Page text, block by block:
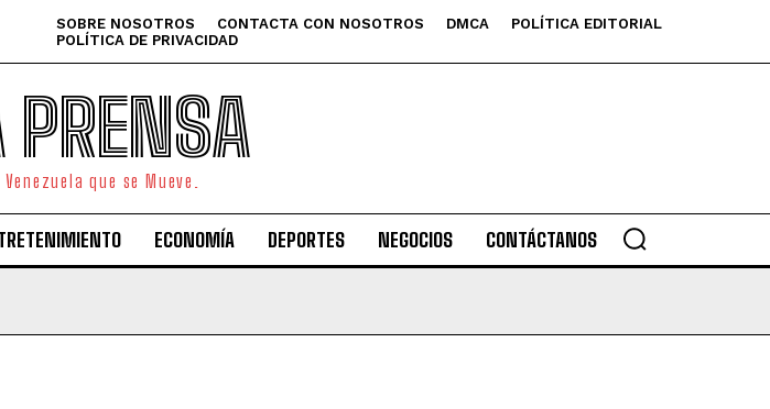
SOBRE NOSOTROS CONTACTA CON NOSOTROS DMCA
POLÍTICA EDITORIAL
POLÍTICA DE PRIVACIDAD
que se Mueve.
ECONOMÍA DEPORTES NEGOCIOS CONTÁCTANOS